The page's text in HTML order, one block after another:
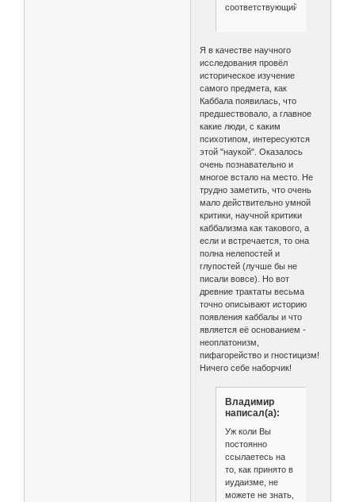
соответствующий.
Я в качестве научного
исследования провёл
историческое изучение
самого предмета, как
Каббала появилась, что
предшествовало, а главное
какие люди, с каким
психотипом, интересуются
этой "наукой". Оказалось
очень познавательно и
многое встало на место. Не
трудно заметить, что очень
мало действительно умной
критики, научной критики
каббализма как такового, а
если и встречается, то она
полна нелепостей и
глупостей (лучше бы не
писали вовсе). Но вот
древние трактаты весьма
точно описывают историю
появления каббалы и что
является её основанием -
неоплатонизм,
пифагорейство и гностицизм!
Ничего себе наборчик!
Владимир
написал(а):
Уж коли Вы
постоянно
ссылаетесь на
то, как принято в
иудаизме, не
можете не знать,